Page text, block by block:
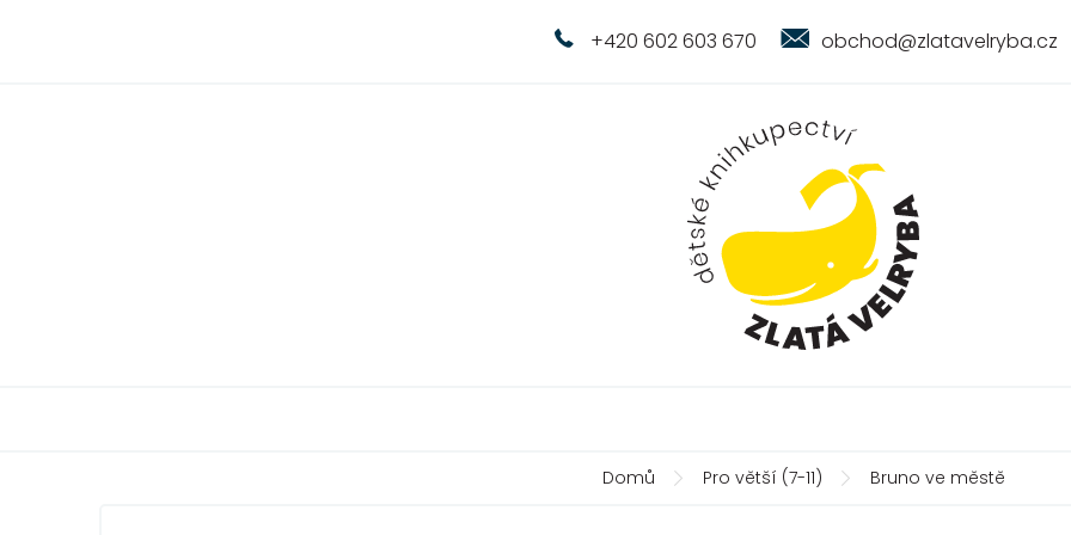
+420 602 603 670 obchod@zlatavelryba.cz
Domů Pro větší (7-11) Bruno ve městě